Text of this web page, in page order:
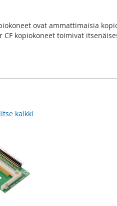
ovat ammattimaisia
CF kopiokoneet toimivat
kaikki